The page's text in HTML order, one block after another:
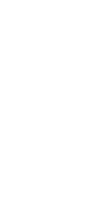
z
s
o práci